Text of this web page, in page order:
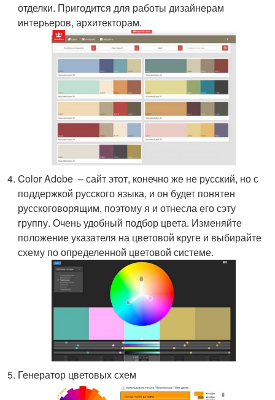
отделки. Пригодится для работы дизайнерам
интерьеров, архитекторам.
Color Adobe – сайт этот, конечно же не русский, но с
поддержкой русского языка, и он будет понятен
русскоговорящим, поэтому я и отнесла его сэту
группу. Очень удобный подбор цвета. Изменяйте
положение указателя на цветовой круге и выбирайте
схему по определенной цветовой системе.
Генератор цветовых схем